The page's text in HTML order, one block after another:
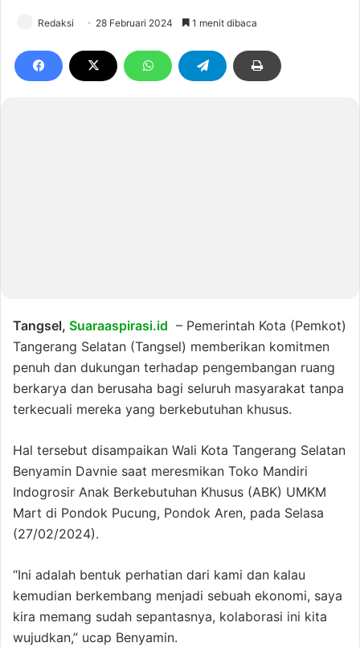
Redaksi 28 Februari 2024 1 menit dibaca
Tangsel, Suaraaspirasi.id – Pemerintah Kota (Pemkot)
Tangerang Selatan (Tangsel) memberikan komitmen
penuh dan dukungan terhadap pengembangan ruang
berkarya dan berusaha bagi seluruh masyarakat tanpa
terkecuali mereka yang berkebutuhan khusus.
Hal tersebut disampaikan Wali Kota Tangerang Selatan
Benyamin Davnie saat meresmikan Toko Mandiri
Indogrosir Anak Berkebutuhan Khusus (ABK) UMKM
Mart di Pondok Pucung, Pondok Aren, pada Selasa
(27/02/2024).
“Ini adalah bentuk perhatian dari kami dan kalau
kemudian berkembang menjadi sebuah ekonomi, saya
kira memang sudah sepantasnya, kolaborasi ini kita
wujudkan,” ucap Benyamin.